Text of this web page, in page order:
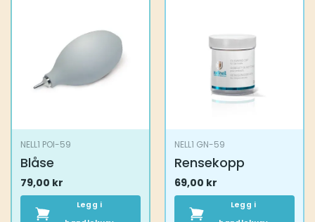
NELL1 POI-59
Blåse
79,00 kr
Legg i
NELL1 GN-59
Rensekopp
69,00 kr
Legg i